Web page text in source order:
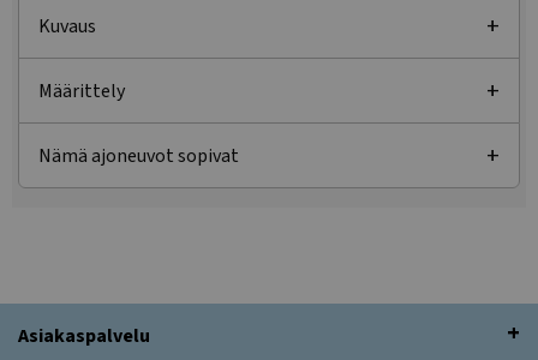
Kuvaus
Määrittely
Nämä ajoneuvot sopivat
Asiakaspalvelu